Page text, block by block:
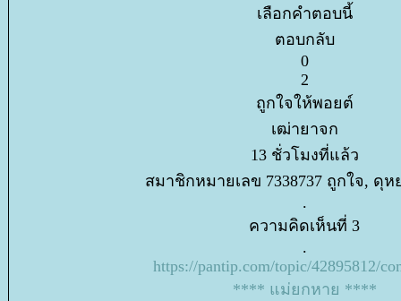
เลือกคำตอบนี้
ตอบกลับ
0
2
ถูกใจให้พอยต์
เฒ่ายาจก
13 ชั่วโมงที่แล้ว
สมาชิกหมายเลข 7338737 ถูกใจ, ดุห
.
ความคิดเห็นที่ 3
.
https://pantip.com/topic/42895812/
**** แม่ยกหาย ****